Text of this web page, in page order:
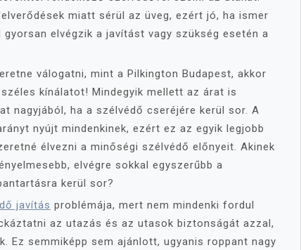
miatt sérül az üveg, ezért jó, ha ismer
elvégzik a javítást vagy szükség esetén a
válogatni, mint a Pilkington Budapest, akkor
kínálatot! Mindegyik mellett az árat is
nagyjából, ha a szélvédő cseréjére kerül sor. A
nyújt mindenkinek, ezért ez az egyik legjobb
élvezni a minőségi szélvédő előnyeit. Akinek
elvégre sokkal egyszerűbb a
kerül sor?
javítás problémája, mert nem mindenki fordul
az utazás és az utasok biztonságát azzal,
Ez semmiképp sem ajánlott, ugyanis roppant nagy